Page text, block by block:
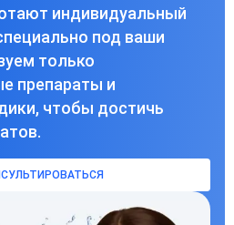
индивидуальный
под ваши
только
препараты и
чтобы достичь